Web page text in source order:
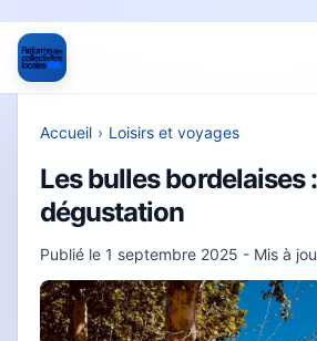
Accueil › Loisirs et voyages
Les bulles bordelaises
dégustation
Publié le 1 septembre 2025 - Mis à